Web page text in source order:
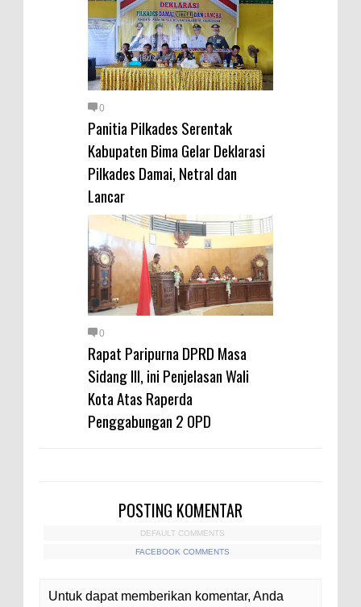
0
Panitia Pilkades Serentak
Kabupaten Bima Gelar Deklarasi
Pilkades Damai, Netral dan
Lancar
0
Rapat Paripurna DPRD Masa
Sidang III, ini Penjelasan Wali
Kota Atas Raperda
Penggabungan 2 OPD
POSTING KOMENTAR
DEFAULT COMMENTS
FACEBOOK COMMENTS
Untuk dapat memberikan komentar, Anda